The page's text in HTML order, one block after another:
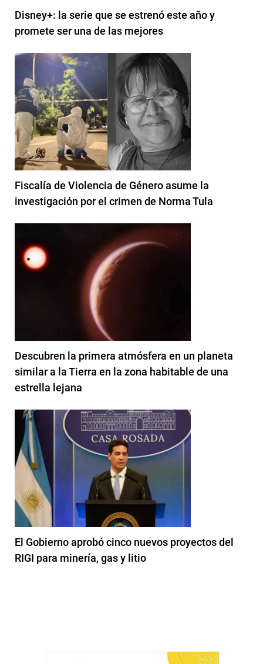
Disney+: la serie que se estrenó este año y
promete ser una de las mejores
Fiscalía de Violencia de Género asume la
investigación por el crimen de Norma Tula
Descubren la primera atmósfera en un planeta
similar a la Tierra en la zona habitable de una
estrella lejana
El Gobierno aprobó cinco nuevos proyectos del
RIGI para minería, gas y litio